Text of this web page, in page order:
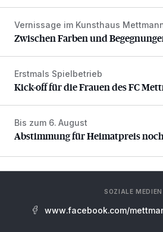
Zwischen Farben und
Vernissage im Kunsthaus
Zwischen Farben und
Kick-off für die Frauen des FC
Erstmals Spielbetrieb
Kick-off für die Frauen des FC
Abstimmung für Heimatpreis noch
Bis zum 6. August
Abstimmung für Heimatpreis
SOZIALE MEDIEN
www.facebook.com/